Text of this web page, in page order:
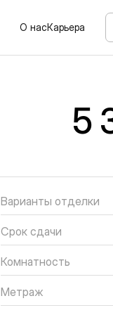
О насКарьера
5
Варианты отделки
Срок сдачи
Комнатность
Метраж